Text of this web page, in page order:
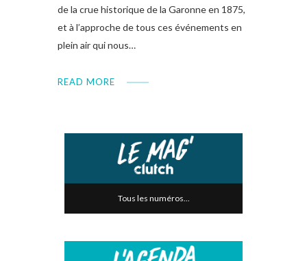
de la crue historique de la Garonne en 1875,
et à l’approche de tous ces événements en
plein air qui nous…
READ MORE
Tous les numéros...